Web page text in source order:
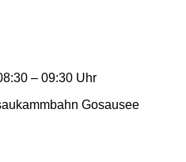
– 09:30 Uhr
Gosausee